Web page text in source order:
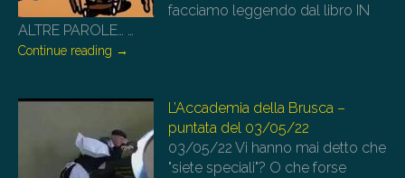
facciamo leggendo dal libro IN
ALTRE PAROLE… …
Continue reading →
L’Accademia della Brusca –
puntata del 03/05/22
03/05/22 Vi hanno mai detto che
"siete speciali"? O che forse